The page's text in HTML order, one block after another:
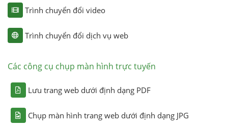
Trình chuyển đổi video
Trình chuyển đổi dịch vụ web
Các công cụ chụp màn hình trực tuyến
Lưu trang web dưới định dạng PDF
Chụp màn hình trang web dưới định dạng JPG